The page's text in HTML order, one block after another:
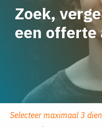
Zoek,
een offerte
Selecteer maximaal 3